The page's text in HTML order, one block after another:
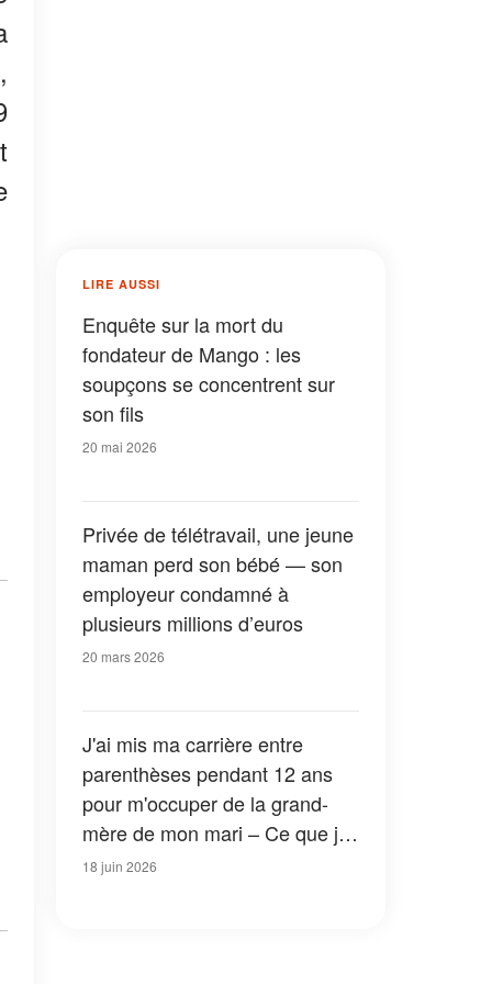
LIRE AUSSI
Enquête sur la mort du
fondateur de Mango : les
soupçons se concentrent sur
son fils
20 mai 2026
Privée de télétravail, une jeune
maman perd son bébé — son
employeur condamné à
plusieurs millions d’euros
20 mars 2026
J'ai mis ma carrière entre
parenthèses pendant 12 ans
pour m'occuper de la grand-
mère de mon mari – Ce que j'ai
trouvé dans son placard le jour
18 juin 2026